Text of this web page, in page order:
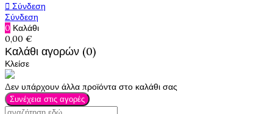
 Σύνδεση
Σύνδεση
0 Καλάθι
0,00 €
Καλάθι αγορών (0)
Κλείσε
Δεν υπάρχουν άλλα προϊόντα στο καλάθι σας
Συνέχεια στις αγορές